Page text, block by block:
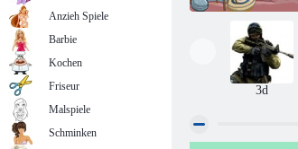
3d
Anzieh Spiele
Barbie
Kochen
Friseur
Malspiele
Schminken